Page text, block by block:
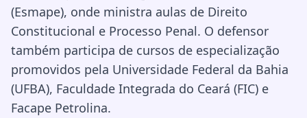
(Esmape), onde ministra aulas de Direito
Constitucional e Processo Penal. O defensor
também participa de cursos de especialização
promovidos pela Universidade Federal da Bahia
(UFBA), Faculdade Integrada do Ceará (FIC) e
Facape Petrolina.